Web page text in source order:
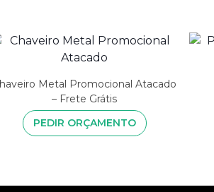
Metal Promocional Atacado
– Frete Grátis
PEDIR ORÇAMENTO